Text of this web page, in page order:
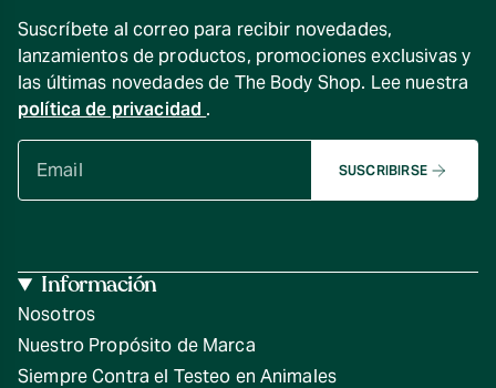
Suscríbete al correo para recibir novedades,
lanzamientos de productos, promociones exclusivas y
las últimas novedades de The Body Shop. Lee nuestra
política de privacidad .
SUSCRIBIRSE
Información
Nosotros
Nuestro Propósito de Marca
Siempre Contra el Testeo en Animales